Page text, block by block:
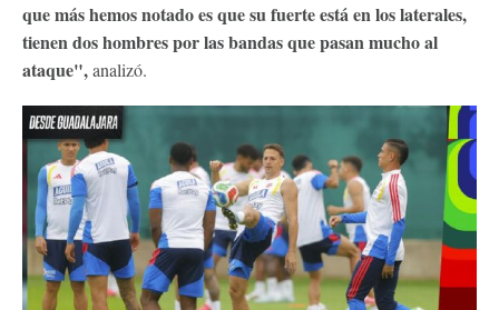
que más hemos notado es que su fuerte está en los laterales,
tienen dos hombres por las bandas que pasan mucho al
ataque",analizó.